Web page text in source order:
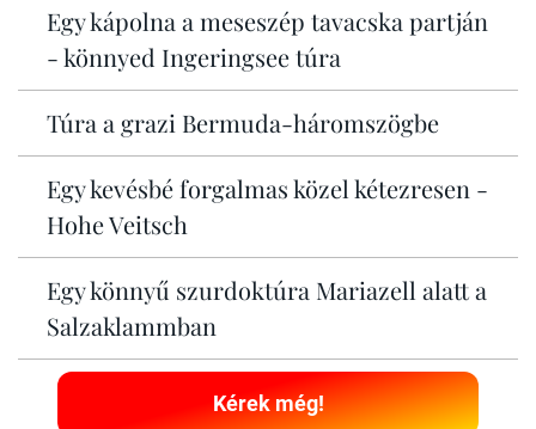
Egy kápolna a meseszép tavacska partján
- könnyed Ingeringsee túra
Túra a grazi Bermuda-háromszögbe
Egy kevésbé forgalmas közel kétezresen -
Hohe Veitsch
Egy könnyű szurdoktúra Mariazell alatt a
Salzaklammban
Kérek még!